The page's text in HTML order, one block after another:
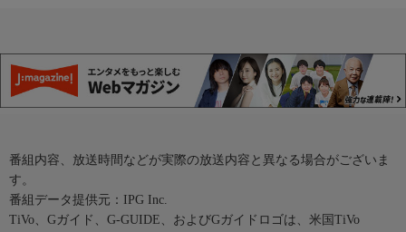
番組内容、放送時間などが実際の放送内容と異なる場合がございま
す。
番組データ提供元：IPG Inc.
TiVo、Gガイド、G-GUIDE、およびGガイドロゴは、米国TiVo